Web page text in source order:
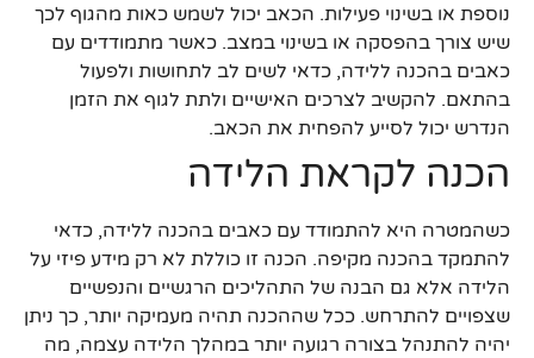
נוספת או בשינוי פעילות. הכאב יכול לשמש כאות מהגוף לכך
שיש צורך בהפסקה או בשינוי במצב. כאשר מתמודדים עם
כאבים בהכנה ללידה, כדאי לשים לב לתחושות ולפעול
בהתאם. להקשיב לצרכים האישיים ולתת לגוף את הזמן
הנדרש יכול לסייע להפחית את הכאב.
הכנה לקראת הלידה
כשהמטרה היא להתמודד עם כאבים בהכנה ללידה, כדאי
להתמקד בהכנה מקיפה. הכנה זו כוללת לא רק מידע פיזי על
הלידה אלא גם הבנה של התהליכים הרגשיים והנפשיים
שצפויים להתרחש. ככל שההכנה תהיה מעמיקה יותר, כך ניתן
יהיה להתנהל בצורה רגועה יותר במהלך הלידה עצמה, מה